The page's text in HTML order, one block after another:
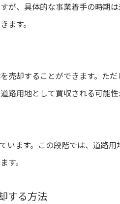
が、具体的な事業着手の時期
ます。
売却することができます。た
路用地として買収される可能性
います。この段階では、道路
す。
する方法